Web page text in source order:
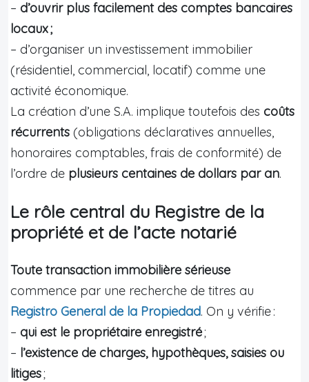
– d’ouvrir plus facilement des comptes bancaires
locaux ;
– d’organiser un investissement immobilier
(résidentiel, commercial, locatif) comme une
activité économique.
La création d’une S.A. implique toutefois des coûts
récurrents (obligations déclaratives annuelles,
honoraires comptables, frais de conformité) de
l’ordre de plusieurs centaines de dollars par an.
Le rôle central du Registre de la
propriété et de l’acte notarié
Toute transaction immobilière sérieuse
commence par une recherche de titres au
Registro General de la Propiedad. On y vérifie :
– qui est le propriétaire enregistré;
– l’existence de charges, hypothèques, saisies ou
litiges;